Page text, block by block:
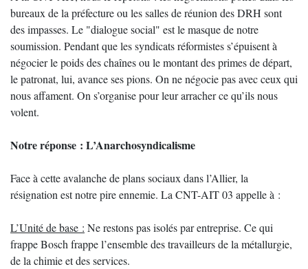
bureaux de la préfecture ou les salles de réunion des DRH sont
des impasses. Le "dialogue social" est le masque de notre
soumission. Pendant que les syndicats réformistes s’épuisent à
négocier le poids des chaînes ou le montant des primes de départ,
le patronat, lui, avance ses pions. On ne négocie pas avec ceux qui
nous affament. On s’organise pour leur arracher ce qu’ils nous
volent.
Notre réponse : L’Anarchosyndicalisme
Face à cette avalanche de plans sociaux dans l’Allier, la
résignation est notre pire ennemie. La CNT-AIT 03 appelle à :
L’Unité de base : Ne restons pas isolés par entreprise. Ce qui
frappe Bosch frappe l’ensemble des travailleurs de la métallurgie,
de la chimie et des services.